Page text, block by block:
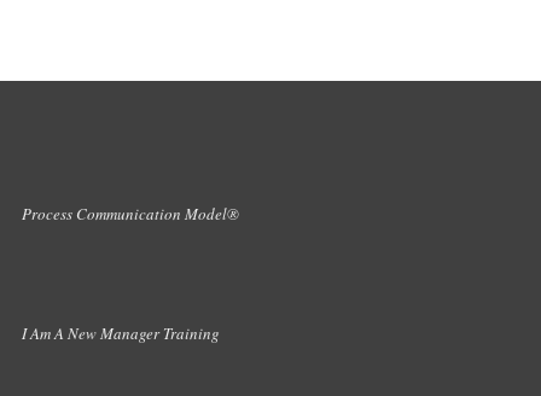
Process Communication Model®
I Am A New Manager Training